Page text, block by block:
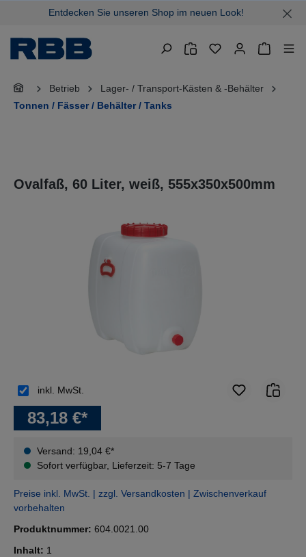
springenEntdecken Sie unseren Shop im neuen Look!
Betrieb
Lager- / Transport-Kästen & -Behälter
Tonnen / Fässer / Behälter / Tanks
Ovalfaß, 60 Liter, weiß, 555x350x500mm
83,18 €*
Versand: 19,04 €*
Sofort verfügbar, Lieferzeit: 5-7 Tage
inkl. MwSt.
Preise inkl. MwSt. | zzgl. Versandkosten | Zwischenverkauf
vorbehalten
Produktnummer: 604.0021.00
Inhalt: 1